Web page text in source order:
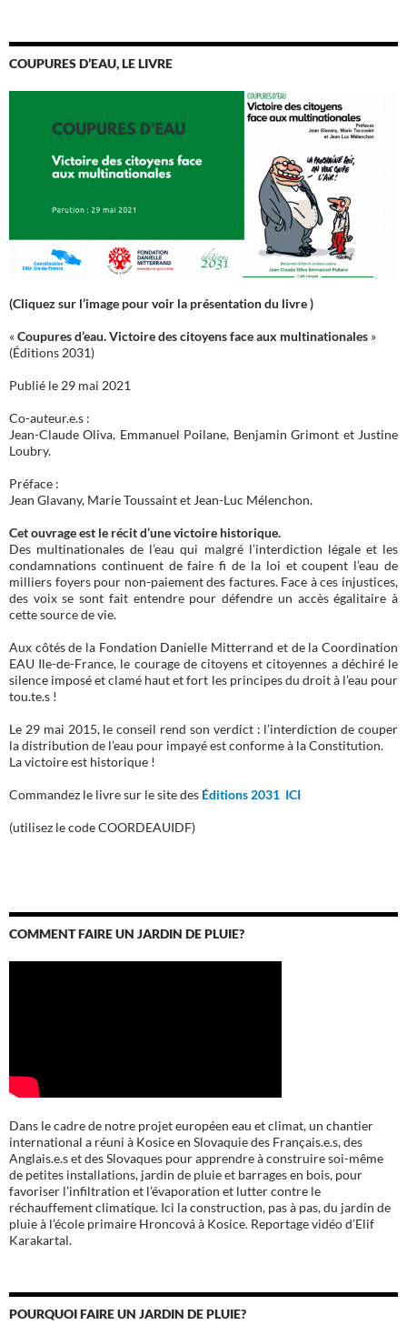
COUPURES D’EAU, LE LIVRE
(Cliquez sur l’image pour voir la présentation du livre )
«Coupures d’eau. Victoire des citoyens face aux multinationales »
(Éditions 2031)
Publié le 29 mai 2021
Co-auteur.e.s :
Jean-Claude Oliva, Emmanuel Poilane, Benjamin Grimont et Justine
Loubry.
Préface :
Jean Glavany, Marie Toussaint et Jean-Luc Mélenchon.
Cet ouvrage est le récit d’une victoire historique.
Des multinationales de l’eau qui malgré l’interdiction légale et les
condamnations continuent de faire fi de la loi et coupent l’eau de
milliers foyers pour non-paiement des factures. Face à ces injustices,
des voix se sont fait entendre pour défendre un accès égalitaire à
cette source de vie.
Aux côtés de la Fondation Danielle Mitterrand et de la Coordination
EAU Ile-de-France, le courage de citoyens et citoyennes a déchiré le
silence imposé et clamé haut et fort les principes du droit à l’eau pour
tou.te.s !
Le 29 mai 2015, le conseil rend son verdict : l’interdiction de couper
la distribution de l’eau pour impayé est conforme à la Constitution.
La victoire est historique !
Commandez le livre sur le site des Éditions 2031 ICI
(utilisez le code COORDEAUIDF)
COMMENT FAIRE UN JARDIN DE PLUIE?
Dans le cadre de notre projet européen eau et climat, un chantier
international a réuni à Kosice en Slovaquie des Français.e.s, des
Anglais.e.s et des Slovaques pour apprendre à construire soi-même
de petites installations, jardin de pluie et barrages en bois, pour
favoriser l’infiltration et l’évaporation et lutter contre le
réchauffement climatique. Ici la construction, pas à pas, du jardin de
pluie à l’école primaire Hroncová à Kosice. Reportage vidéo d’Elif
Karakartal.
POURQUOI FAIRE UN JARDIN DE PLUIE?